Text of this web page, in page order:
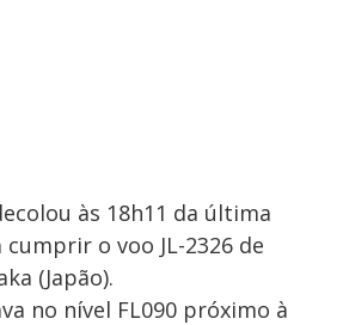
às 18h11 da última
o voo JL-2326 de
(Japão).
no nível FL090 próximo à